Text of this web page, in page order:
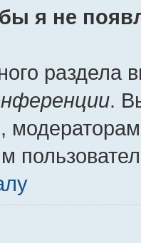
я не
.